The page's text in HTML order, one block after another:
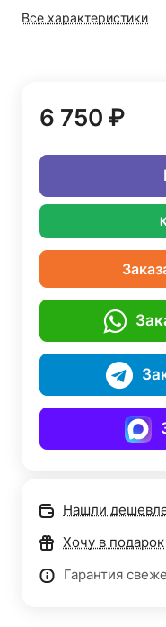
Все характеристики
6 750 ₽
Нашли
Хочу в подарок
Гарантия